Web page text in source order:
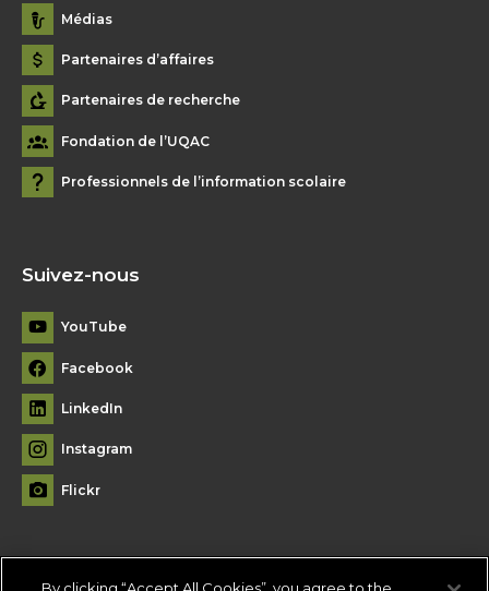
Médias
Partenaires d’affaires
Partenaires de recherche
Fondation de l’UQAC
Professionnels de l’information scolaire
Suivez-nous
YouTube
Facebook
LinkedIn
Instagram
Flickr